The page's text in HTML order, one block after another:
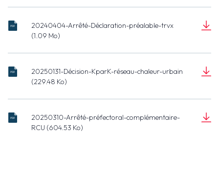
COLOMBELLES.pdf
(1.94 Mo)
20240404-Arrêté-Déclaration-préalable-trvx
(1.09 Mo)
DP-24-08-
ARRETE.pdf
(1.09 Mo)
20250131-Décision-KparK-réseau-chaleur-urbain
(229.48 Ko)
KparK_2025
01
31_RCU.pdf
(229.48 Ko)
20250310-Arrêté-préfectoral-complémentaire-
RCU (604.53 Ko)
APC_2025
03